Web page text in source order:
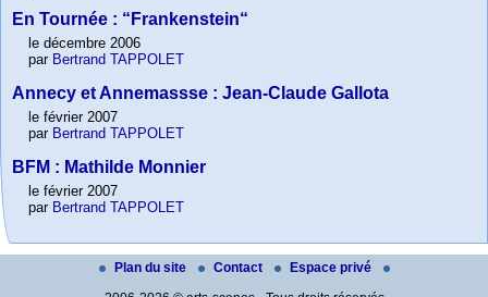
En Tournée : “Frankenstein“
le décembre 2006
par Bertrand TAPPOLET
Annecy et Annemassse : Jean-Claude Gallota
le février 2007
par Bertrand TAPPOLET
BFM : Mathilde Monnier
le février 2007
par Bertrand TAPPOLET
Plan du site Contact
Espace privé